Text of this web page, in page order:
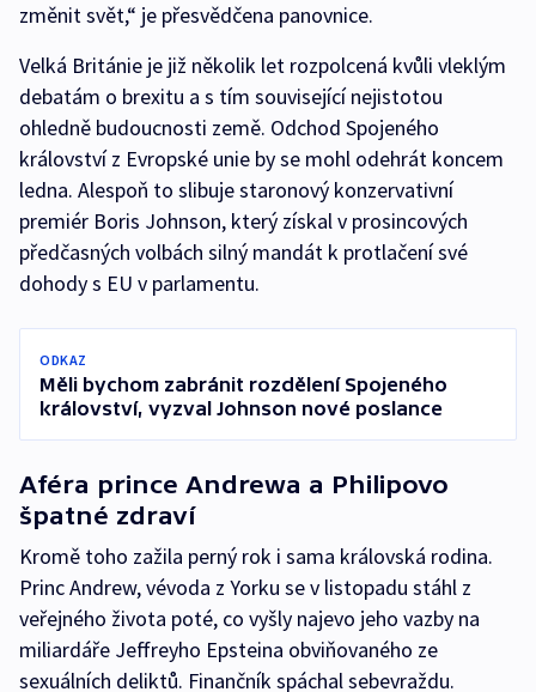
změnit svět,“ je přesvědčena panovnice.
Velká Británie je již několik let rozpolcená kvůli vleklým
debatám o brexitu a s tím související nejistotou
ohledně budoucnosti země. Odchod Spojeného
království z Evropské unie by se mohl odehrát koncem
ledna. Alespoň to slibuje staronový konzervativní
premiér Boris Johnson, který získal v prosincových
předčasných volbách silný mandát k protlačení své
dohody s EU v parlamentu.
ODKAZ
Měli bychom zabránit rozdělení Spojeného
království, vyzval Johnson nové poslance
Aféra prince Andrewa a Philipovo
špatné zdraví
Kromě toho zažila perný rok i sama královská rodina.
Princ Andrew, vévoda z Yorku se v listopadu stáhl z
veřejného života poté, co vyšly najevo jeho vazby na
miliardáře Jeffreyho Epsteina obviňovaného ze
sexuálních deliktů. Finančník spáchal sebevraždu.